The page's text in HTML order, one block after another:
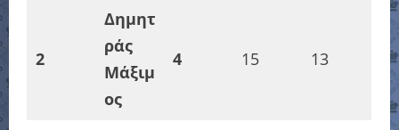
2
Δημητ
ράς
Μάξιμ
ος
4 15 13